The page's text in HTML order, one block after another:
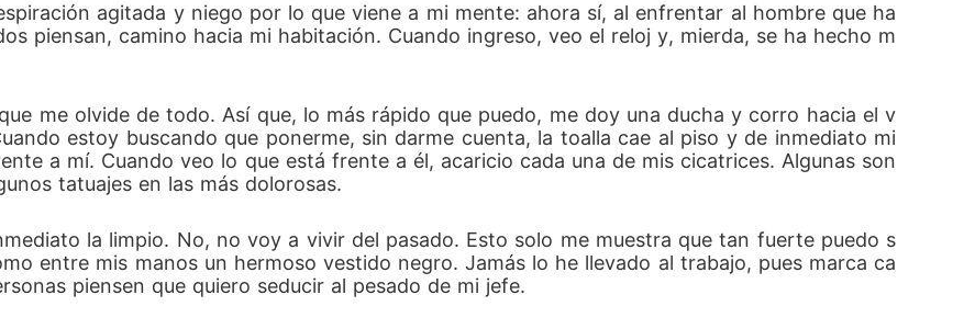
agitada y niego por lo que viene a mi mente: ahora sí, al enfrentar al hombre que ha
piensan, camino hacia mi habitación. Cuando ingreso, veo el reloj y, mierda, se ha hecho m
me olvide de todo. Así que, lo más rápido que puedo, me doy una ducha y corro hacia el v
estoy buscando que ponerme, sin darme cuenta, la toalla cae al piso y de inmediato mi
a mí. Cuando veo lo que está frente a él, acaricio cada una de mis cicatrices. Algunas son
tatuajes en las más dolorosas.
la limpio. No, no voy a vivir del pasado. Esto solo me muestra que tan fuerte puedo s
entre mis manos un hermoso vestido negro. Jamás lo he llevado al trabajo, pues marca ca
piensen que quiero seducir al pesado de mi jefe.